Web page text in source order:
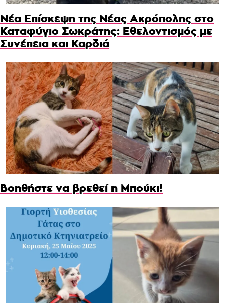
Νέα Επίσκεψη της Νέας Ακρόπολης στο
Καταφύγιο Σωκράτης: Εθελοντισμός με
Συνέπεια και Καρδιά
Βοηθήστε να βρεθεί η Μπούκι!